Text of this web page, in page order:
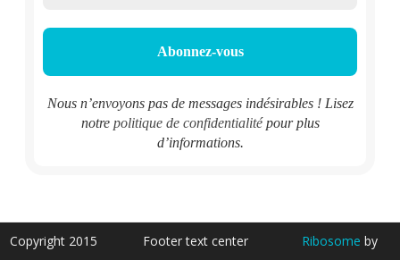
Nous n’envoyons pas de messages indésirables ! Lisez
notre politique de confidentialitépour plus
d’informations.
Copyright 2015 Footer text center Ribosome by